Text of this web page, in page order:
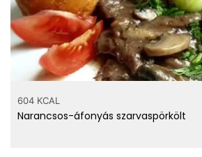
604 KCAL
Narancsos-áfonyás szarvaspörkölt